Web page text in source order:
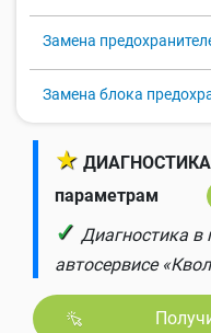
Замена
Замена блока
★ ДИАГНОСТИКА
параметрам
✓ Диагностика
автосервисе